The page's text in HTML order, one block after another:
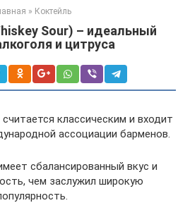
» Коктейль
Sour) – идеальный
и цитруса
классическим и входит
ассоциации барменов.
сбалансированный вкус и
чем заслужил широкую